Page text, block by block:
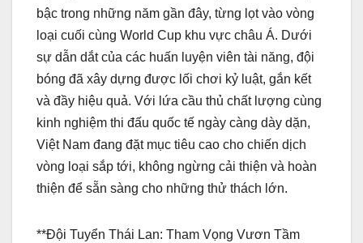
bậc trong những năm gần đây, từng lọt vào vòng
loại cuối cùng World Cup khu vực châu Á. Dưới
sự dẫn dắt của các huấn luyện viên tài năng, đội
bóng đã xây dựng được lối chơi kỷ luật, gắn kết
và đầy hiệu quả. Với lứa cầu thủ chất lượng cùng
kinh nghiệm thi đấu quốc tế ngày càng dày dặn,
Việt Nam đang đặt mục tiêu cao cho chiến dịch
vòng loại sắp tới, không ngừng cải thiện và hoàn
thiện để sẵn sàng cho những thử thách lớn.
**Đội Tuyển Thái Lan: Tham Vọng Vươn Tầm